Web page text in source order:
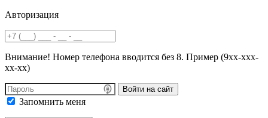
Авторизация
Внимание! Номер телефона вводится без 8. Пример (9хх-ххх-
хх-хх)
Войти на сайт
Запомнить меня